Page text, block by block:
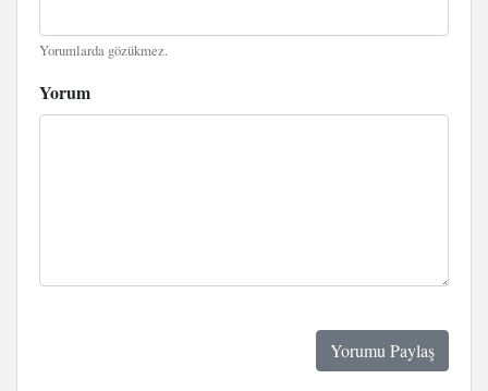
Yorumlarda gözükmez.
Yorum